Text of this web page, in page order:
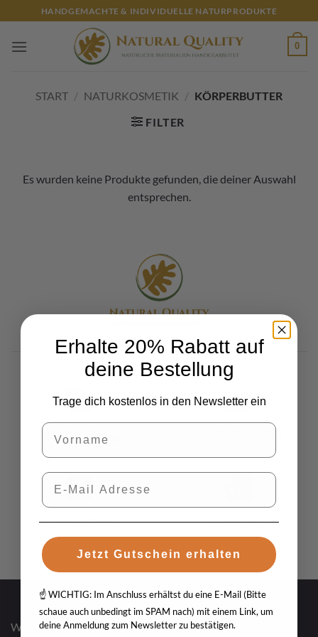
Inhalt
springen
HANDGEMACHTE & INDIVIDUELLE NATURPRODUKTE
0
START / NATURKOSMETIK / KÖRPERBUTTER
FILTER
Es wurden keine Produkte gefunden, die deiner Auswahl
entsprechen.
Schnelle Lieferung
Märkte & Events Unsere Story
Wie der Name schon sagt,
AGB´s
Erhalte 20% Rabatt auf
deine Bestellung
Trage dich kostenlos in den Newsletter ein
Vorname
E-Mail
Jetzt Gutschein erhalten
☝️ WICHTIG: Im Anschluss erhältst du eine E-Mail (Bitte
schaue auch unbedingt im SPAM nach) mit einem Link, um
deine Anmeldung zum Newsletter zu bestätigen.